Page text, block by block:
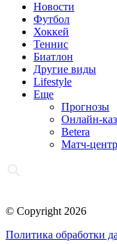
Новости
Футбол
Хоккей
Теннис
Биатлон
Другие виды
Lifestyle
Еще
Прогнозы
Онлайн-
Betera
Матч-центр
© Copyright 2026
Политика обработки